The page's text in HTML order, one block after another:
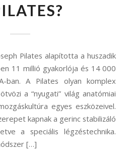
Pilates alapította a huszadik
11 millió gyakorlója és 14 000
ban. A Pilates olyan komplex
a “nyugati” világ anatómiai
egyes eszközeivel.
kapnak a gerinc stabilizáló
a speciális légzéstechnika.
[…]